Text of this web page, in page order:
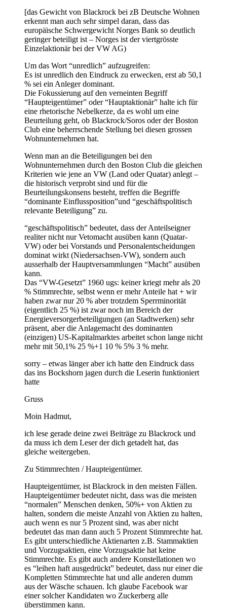
[das Gewicht von Blackrock bei zB Deutsche Wohnen
erkennt man auch sehr simpel daran, dass das
europäische Schwergewicht Norges Bank so deutlich
geringer beteiligt ist – Norges ist der viertgrösste
Einzelaktionär bei der VW AG)
Um das Wort “unredlich” aufzugreifen:
Es ist unredlich den Eindruck zu erwecken, erst ab 50,1
% sei ein Anleger dominant.
Die Fokussierung auf den verneinten Begriff
“Haupteigentümer” oder “Hauptaktionär” halte ich für
eine rhetorische Nebelkerze, da es wohl um eine
Beurteilung geht, ob Blackrock/Soros oder der Boston
Club eine beherrschende Stellung bei diesen grossen
Wohnunternehmen hat.
Wenn man an die Beteiligungen bei den
Wohnunternehmen durch den Boston Club die gleichen
Kriterien wie jene an VW (Land oder Quatar) anlegt –
die historisch verprobt sind und für die
Beurteilungskonsens besteht, treffen die Begriffe
“dominante Einflussposition”und “geschäftspolitisch
relevante Beteiligung” zu.
“geschäftspolitisch” bedeutet, dass der Anteilseigner
realiter nicht nur Vetomacht ausüben kann (Quatar-
VW) oder bei Vorstands und Personalentscheidungen
dominat wirkt (Niedersachsen-VW), sondern auch
ausserhalb der Hauptversammlungen “Macht” ausüben
kann.
Das “VW-Gesetzt” 1960 ugs: keiner kriegt mehr als 20
% Stimmrechte, selbst wenn er mehr Anteile hat + wir
haben zwar nur 20 % aber trotzdem Sperrminorität
(eigentlich 25 %) ist zwar noch im Bereich der
Energieversorgerbeteiligungen (an Stadtwerken) sehr
präsent, aber die Anlagemacht des dominanten
(einzigen) US-Kapitalmarktes arbeitet schon lange nicht
mehr mit 50,1% 25 %+1 10 % 5% 3 % mehr.
sorry – etwas länger aber ich hatte den Eindruck dass
das ins Bockshorn jagen durch die Leserin funktioniert
hatte
Gruss
Moin Hadmut,
ich lese gerade deine zwei Beiträge zu Blackrock und
da muss ich dem Leser der dich getadelt hat, das
gleiche weitergeben.
Zu Stimmrechten / Haupteigentümer.
Haupteigentümer, ist Blackrock in den meisten Fällen.
Haupteigentümer bedeutet nicht, dass was die meisten
“normalen” Menschen denken, 50%+ von Aktien zu
halten, sondern die meiste Anzahl von Aktien zu halten,
auch wenn es nur 5 Prozent sind, was aber nicht
bedeutet das man dann auch 5 Prozent Stimmrechte hat.
Es gibt unterschiedliche Aktienarten z.B. Stammaktien
und Vorzugsaktien, eine Vorzugsaktie hat keine
Stimmrechte. Es gibt auch andere Konstellationen wo
es “leihen haft ausgedrückt” bedeutet, dass nur einer die
Kompletten Stimmrechte hat und alle anderen dumm
aus der Wäsche schauen. Ich glaube Facebook war
einer solcher Kandidaten wo Zuckerberg alle
überstimmen kann.